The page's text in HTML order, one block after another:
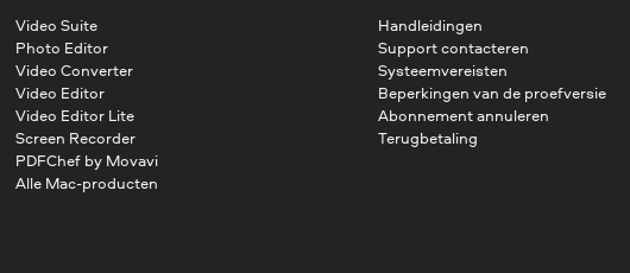
Video Suite
Photo Editor
Video Converter
Video Editor
Video Editor Lite
Screen Recorder
PDFChef by Movavi
Alle Mac-producten
Handleidingen
Support contacteren
Systeemvereisten
Beperkingen van de proefversie
Abonnement annuleren
Terugbetaling